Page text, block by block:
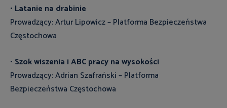
• Latanie na drabinie
Prowadzący: Artur Lipowicz – Platforma Bezpieczeństwa
Częstochowa
• Szok wiszenia i ABC pracy na wysokości
Prowadzący: Adrian Szafrański – Platforma
Bezpieczeństwa Częstochowa